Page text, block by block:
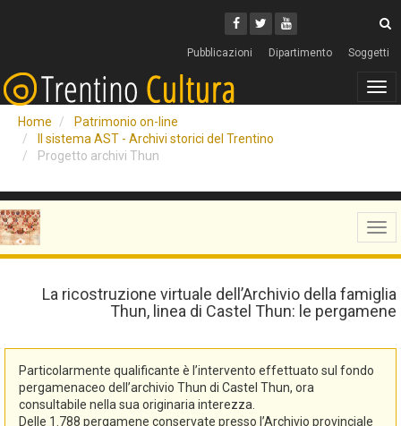
Facebook
Twitter
Youtube
Pubblicazioni Dipartimento Soggetti
Home
Patrimonio on-line
Il sistema AST - Archivi storici del Trentino
Progetto archivi Thun
La ricostruzione virtuale dell’Archivio della famiglia
Thun, linea di Castel Thun: le pergamene
Particolarmente qualificante è l’intervento effettuato sul fondo
pergamenaceo dell’archivio Thun di Castel Thun, ora
consultabile nella sua originaria interezza.
Delle 1.788 pergamene conservate presso l’Archivio provinciale